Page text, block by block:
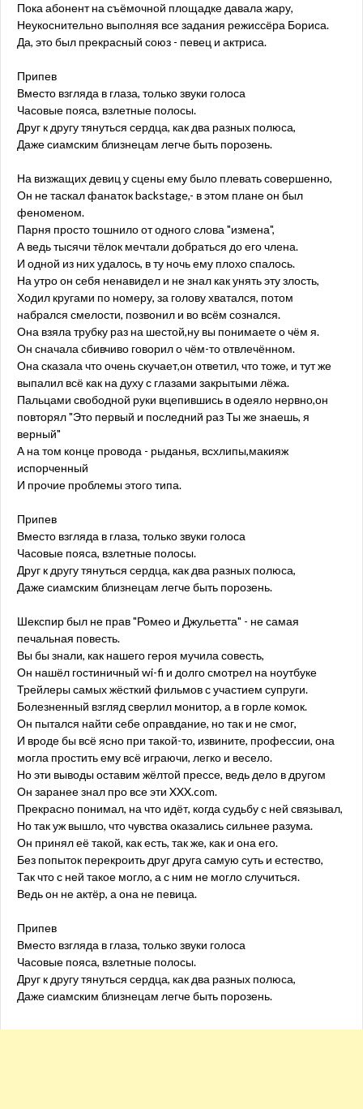
Пока абонент на съёмочной площадке давала жару,
Неукоснительно выполняя все задания режиссёра Бориса.
Да, это был прекрасный союз - певец и актриса.
Припев
Вместо взгляда в глаза, только звуки голоса
Часовые пояса, взлетные полосы.
Друг к другу тянуться сердца, как два разных полюса,
Даже сиамским близнецам легче быть порозень.
На визжащих девиц у сцены ему было плевать совершенно,
Он не таскал фанаток backstage,- в этом плане он был
феноменом.
Парня просто тошнило от одного слова "измена",
А ведь тысячи тёлок мечтали добраться до его члена.
И одной из них удалось, в ту ночь ему плохо спалось.
На утро он себя ненавидел и не знал как унять эту злость,
Ходил кругами по номеру, за голову хватался, потом
набрался смелости, позвонил и во всём сознался.
Она взяла трубку раз на шестой,ну вы понимаете о чём я.
Он сначала сбивчиво говорил о чём-то отвлечённом.
Она сказала что очень скучает,он ответил, что тоже, и тут же
выпалил всё как на духу с глазами закрытыми лёжа.
Пальцами свободной руки вцепившись в одеяло нервно,он
повторял "Это первый и последний раз Ты же знаешь, я
верный"
А на том конце провода - рыданья, всхлипы,макияж
испорченный
И прочие проблемы этого типа.
Припев
Вместо взгляда в глаза, только звуки голоса
Часовые пояса, взлетные полосы.
Друг к другу тянуться сердца, как два разных полюса,
Даже сиамским близнецам легче быть порозень.
Шекспир был не прав "Ромео и Джульетта" - не самая
печальная повесть.
Вы бы знали, как нашего героя мучила совесть,
Он нашёл гостиничный wi-fi и долго смотрел на ноутбуке
Трейлеры самых жёсткий фильмов с участием супруги.
Болезненный взгляд сверлил монитор, а в горле комок.
Он пытался найти себе оправдание, но так и не смог,
И вроде бы всё ясно при такой-то, извините, профессии, она
могла простить ему всё играючи, легко и весело.
Но эти выводы оставим жёлтой прессе, ведь дело в другом
Он заранее знал про все эти XXX.com.
Прекрасно понимал, на что идёт, когда судьбу с ней связывал,
Но так уж вышло, что чувства оказались сильнее разума.
Он принял её такой, как есть, так же, как и она его.
Без попыток перекроить друг друга самую суть и естество,
Так что с ней такое могло, а с ним не могло случиться.
Ведь он не актёр, а она не певица.
Припев
Вместо взгляда в глаза, только звуки голоса
Часовые пояса, взлетные полосы.
Друг к другу тянуться сердца, как два разных полюса,
Даже сиамским близнецам легче быть порозень.